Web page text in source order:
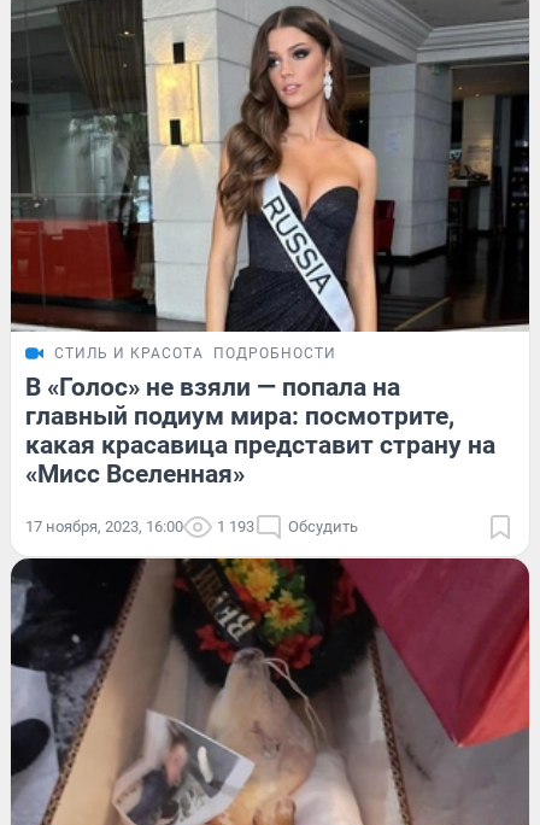
СТИЛЬ И КРАСОТА ПОДРОБНОСТИ
В «Голос» не взяли — попала на
главный подиум мира: посмотрите,
какая красавица представит страну на
«Мисс Вселенная»
17 ноября, 2023, 16:00 1 193 Обсудить